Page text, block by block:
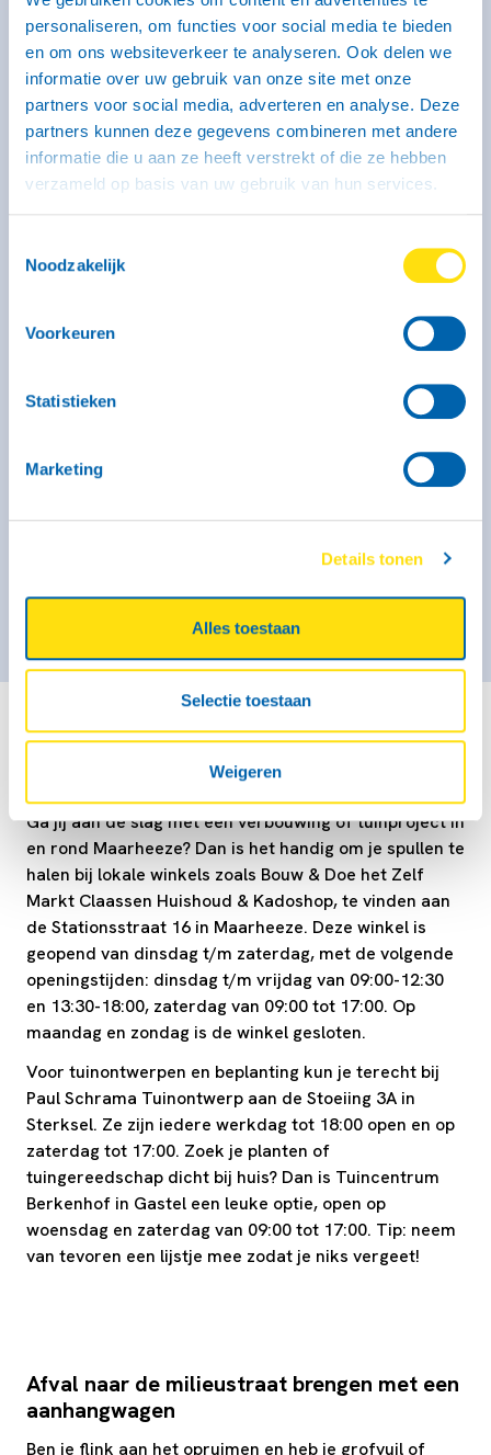
personaliseren, om functies voor social media te bieden
en om ons websiteverkeer te analyseren. Ook delen we
informatie over uw gebruik van onze site met onze
partners voor social media, adverteren en analyse. Deze
partners kunnen deze gegevens combineren met andere
informatie die u aan ze heeft verstrekt of die ze hebben
verzameld op basis van uw gebruik van hun services.
Noodzakelijk
Voorkeuren
Statistieken
Marketing
Details tonen
Alles toestaan
Selectie toestaan
Weigeren
nodig)
Binnenmaat: 246 x 131 x 150 cm
Laadvermogen: 320 kg
Vanaf € 44,- voor de eerste 3 uur (op zaterdag geldt dit
lokale bouw- en tuinwinkels
Ga jij aan de slag met een verbouwing of tuinproject in
en rond Maarheeze? Dan is het handig om je spullen te
halen bij lokale winkels zoals Bouw & Doe het Zelf
Markt Claassen Huishoud & Kadoshop, te vinden aan
de Stationsstraat 16 in Maarheeze. Deze winkel is
geopend van dinsdag t/m zaterdag, met de volgende
openingstijden: dinsdag t/m vrijdag van 09:00-12:30
en 13:30-18:00, zaterdag van 09:00 tot 17:00. Op
maandag en zondag is de winkel gesloten.
Voor tuinontwerpen en beplanting kun je terecht bij
Paul Schrama Tuinontwerp aan de Stoeiing 3A in
Sterksel. Ze zijn iedere werkdag tot 18:00 open en op
zaterdag tot 17:00. Zoek je planten of
tuingereedschap dicht bij huis? Dan is Tuincentrum
Berkenhof in Gastel een leuke optie, open op
woensdag en zaterdag van 09:00 tot 17:00. Tip: neem
van tevoren een lijstje mee zodat je niks vergeet!
Afval naar de milieustraat brengen met een
aanhangwagen
Ben je flink aan het opruimen en heb je grofvuil of